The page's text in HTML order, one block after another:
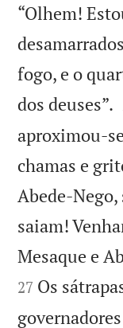
“Olhem!
fogo, e o
dos deuses”.
aproximou-
chamas e
Abede-
saiam!
Mesaque e
27 Os